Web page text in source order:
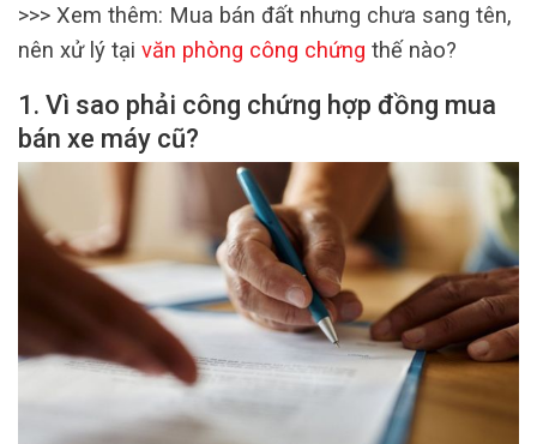
>>> Xem thêm: Mua bán đất nhưng chưa sang tên,
nên xử lý tại văn phòng công chứng thế nào?
1. Vì sao phải công chứng hợp đồng mua
bán xe máy cũ?